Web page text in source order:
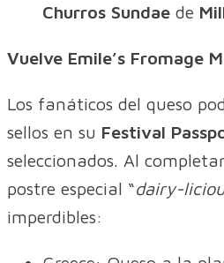
Churros Sundae de
Vuelve Emile’s Fromage
Los fanáticos del queso
sellos en su Festival
seleccionados. Al
postre especial “dairy-
imperdibles: